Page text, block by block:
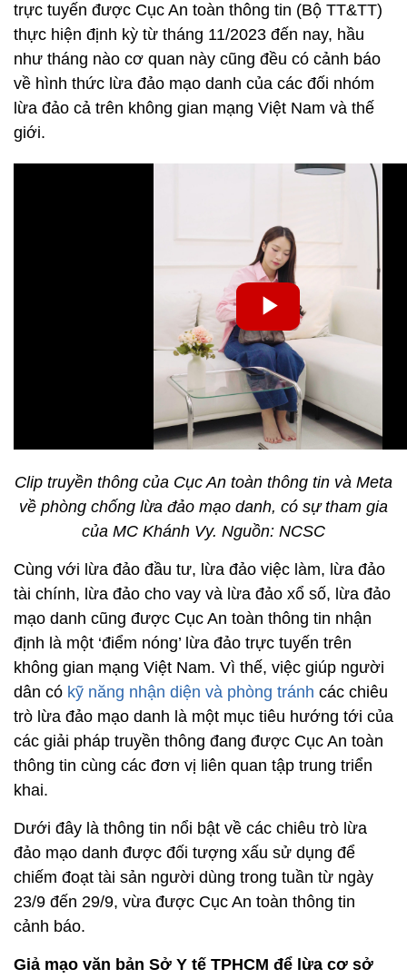
trực tuyến được Cục An toàn thông tin (Bộ TT&TT)
thực hiện định kỳ từ tháng 11/2023 đến nay, hầu
như tháng nào cơ quan này cũng đều có cảnh báo
về hình thức lừa đảo mạo danh của các đối nhóm
lừa đảo cả trên không gian mạng Việt Nam và thế
giới.
Clip truyền thông của Cục An toàn thông tin và Meta
về phòng chống lừa đảo mạo danh, có sự tham gia
của MC Khánh Vy. Nguồn: NCSC
Cùng với lừa đảo đầu tư, lừa đảo việc làm, lừa đảo
tài chính, lừa đảo cho vay và lừa đảo xổ số, lừa đảo
mạo danh cũng được Cục An toàn thông tin nhận
định là một ‘điểm nóng’ lừa đảo trực tuyến trên
không gian mạng Việt Nam. Vì thế, việc giúp người
dân có kỹ năng nhận diện và phòng tránh các chiêu
trò lừa đảo mạo danh là một mục tiêu hướng tới của
các giải pháp truyền thông đang được Cục An toàn
thông tin cùng các đơn vị liên quan tập trung triển
khai.
Dưới đây là thông tin nổi bật về các chiêu trò lừa
đảo mạo danh được đối tượng xấu sử dụng để
chiếm đoạt tài sản người dùng trong tuần từ ngày
23/9 đến 29/9, vừa được Cục An toàn thông tin
cảnh báo.
Giả mạo văn bản Sở Y tế TPHCM để lừa cơ sở